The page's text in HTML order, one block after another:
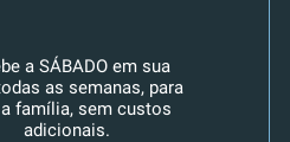
a SÁBADO em sua
as semanas, para
família, sem custos
adicionais.